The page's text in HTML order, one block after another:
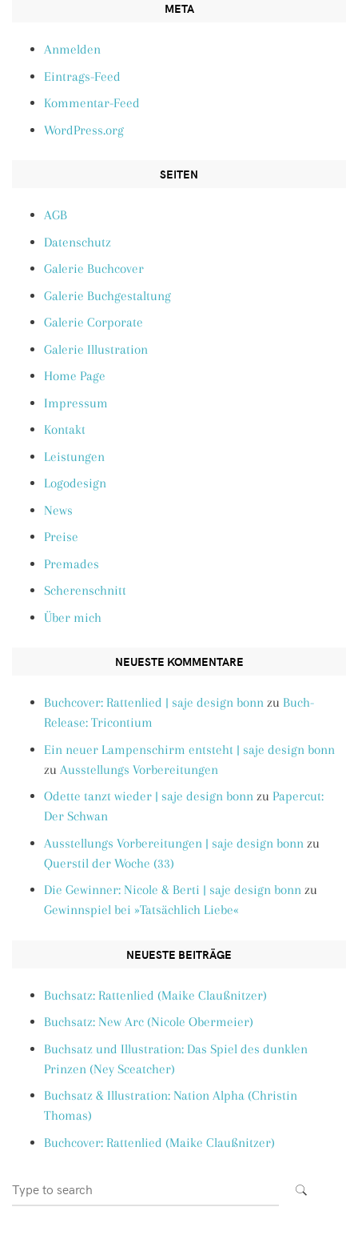
META
Anmelden
Eintrags-Feed
Kommentar-Feed
WordPress.org
SEITEN
AGB
Datenschutz
Galerie Buchcover
Galerie Buchgestaltung
Galerie Corporate
Galerie Illustration
Home Page
Impressum
Kontakt
Leistungen
Logodesign
News
Preise
Premades
Scherenschnitt
Über mich
NEUESTE KOMMENTARE
Buchcover: Rattenlied | saje design bonn zu Buch-
Release: Tricontium
Ein neuer Lampenschirm entsteht | saje design bonn
zu Ausstellungs Vorbereitungen
Odette tanzt wieder | saje design bonn zu Papercut:
Der Schwan
Ausstellungs Vorbereitungen | saje design bonn zu
Querstil der Woche (33)
Die Gewinner: Nicole & Berti | saje design bonn zu
Gewinnspiel bei »Tatsächlich Liebe«
NEUESTE BEITRÄGE
Buchsatz: Rattenlied (Maike Claußnitzer)
Buchsatz: New Arc (Nicole Obermeier)
Buchsatz und Illustration: Das Spiel des dunklen
Prinzen (Ney Sceatcher)
Buchsatz & Illustration: Nation Alpha (Christin
Thomas)
Buchcover: Rattenlied (Maike Claußnitzer)
Search
for:
SEARCH